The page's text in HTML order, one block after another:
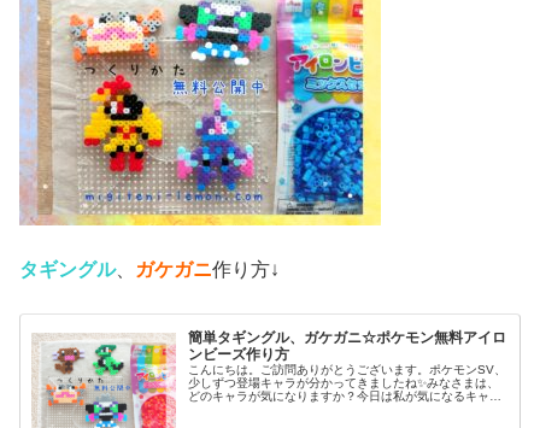
タギングル、 ガケガニ作り方↓
簡単タギングル、ガケガニ☆ポケモン無料アイロ
ンビーズ作り方
こんにちは。ご訪問ありがとうございます。ポケモンSV、
少しずつ登場キャラが分かってきましたね✨みなさまは、
どのキャラが気になりますか？今日は私が気になるキャラ